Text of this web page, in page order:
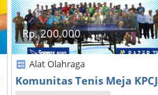
Rp. 200.000
Alat Olahraga
Komunitas Tenis Meja KPCJ